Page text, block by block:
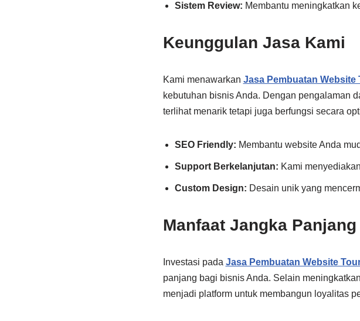
Sistem Review: Membantu meningkatkan
Keunggulan Jasa Kami
Kami menawarkan Jasa Pembuatan Website
kebutuhan bisnis Anda. Dengan pengalaman
terlihat menarik tetapi juga berfungsi secara
SEO Friendly: Membantu website Anda
Support Berkelanjutan: Kami
Custom Design: Desain unik yang
Manfaat Jangka Panjang
Investasi pada Jasa Pembuatan Website
panjang bagi bisnis Anda. Selain
menjadi platform untuk membangun loyalitas